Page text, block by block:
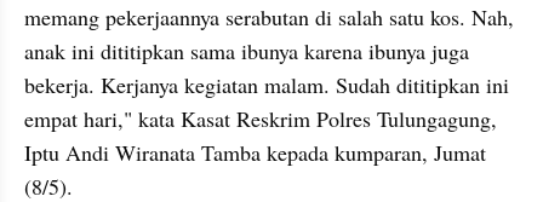
memang pekerjaannya serabutan di salah satu kos. Nah,
anak ini dititipkan sama ibunya karena ibunya juga
bekerja. Kerjanya kegiatan malam. Sudah dititipkan ini
empat hari," kata Kasat Reskrim Polres Tulungagung,
Iptu Andi Wiranata Tamba kepada kumparan, Jumat
(8/5).